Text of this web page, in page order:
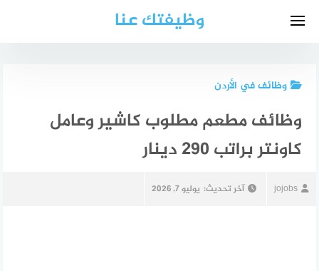
وظيفتك عنا
وظائف في الأردن
وظائف مطعم مطلوب كاشير وعامل
كاونتر براتب 290 دينار
jojobs آخر تحديث: يوليو 7, 2026